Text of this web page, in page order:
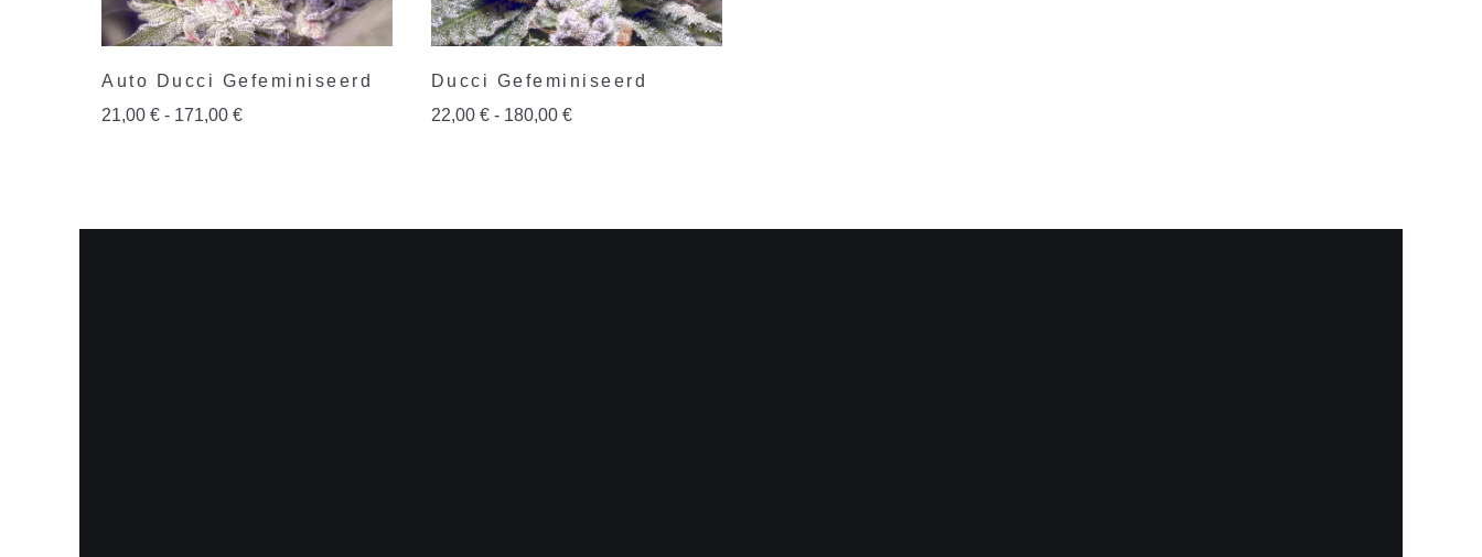
Auto Ducci Gefeminiseerd
21,00 € - 171,00 €
Ducci Gefeminiseerd
22,00 € - 180,00 €